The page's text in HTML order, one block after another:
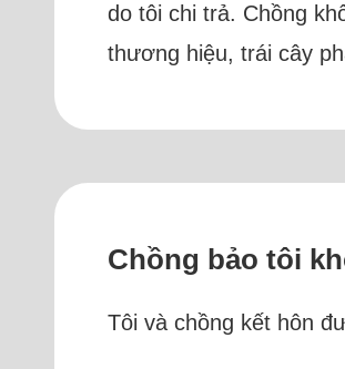
do tôi chi trả. Chồng
thương hiệu, trái cây
Chồng bảo tôi
Tôi và chồng kết hôn